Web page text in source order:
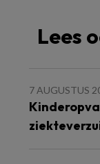
Lees
7 AUGUSTUS